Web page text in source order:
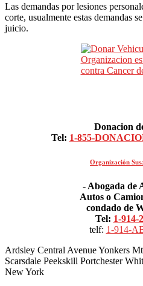
Las demandas por lesiones
corte, usualmente estas demandas
juicio.
Donacion
Tel: 1-855-
Organización
- Abogada de
Autos o
condado de
Tel: 1-914-
telf: 1-914-
Ardsley Central Avenue Yonkers
Scarsdale Peekskill Portchester
New York